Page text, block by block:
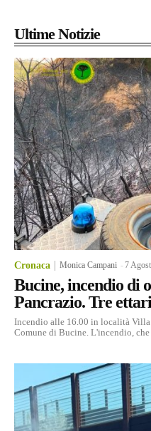
Ultime Notizie
Cronaca Monica Campani -7
Bucine, incendio di
Pancrazio. Tre
Incendio alle 16.00 in località Villa
Comune di Bucine. L'incendio, che